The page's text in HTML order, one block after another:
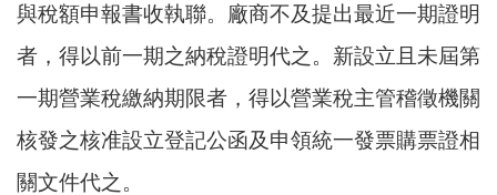
與稅額申報書收執聯。廠商不及提出最近一期證明
者，得以前一期之納稅證明代之。新設立且未屆第
一期營業稅繳納期限者，得以營業稅主管稽徵機關
核發之核准設立登記公函及申領統一發票購票證相
關文件代之。